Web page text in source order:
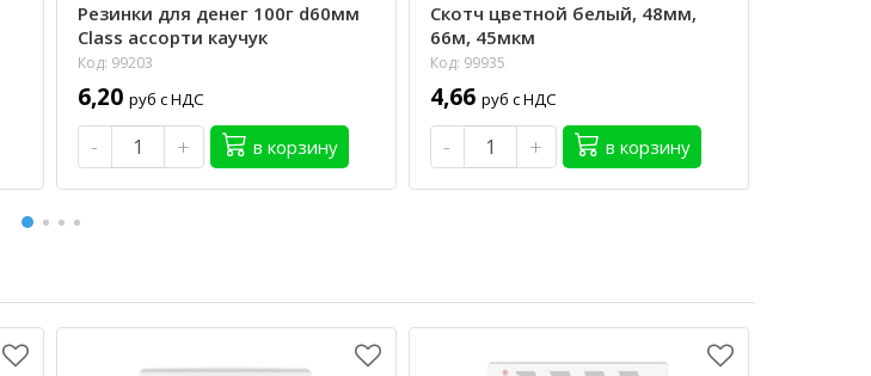
Резинки для денег 100г d60мм
Class ассорти каучук
Код: 99203
6,20 руб с НДС
- + в корзину
Скотч цветной белый, 48мм,
66м, 45мкм
Код: 99935
4,66 руб с НДС
- + в корзину